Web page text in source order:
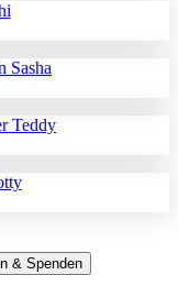
Sasha
Teddy
& Spenden